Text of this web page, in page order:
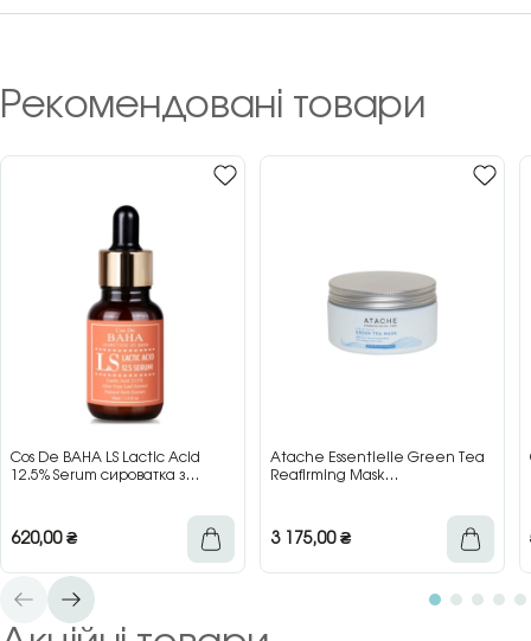
Рекомендовані товари
Cos De BAHA LS Lactic Acid
12.5% Serum сироватка з
620,00₴
Atache Essentielle Green Tea
Reafirming Mask
3 175,00₴